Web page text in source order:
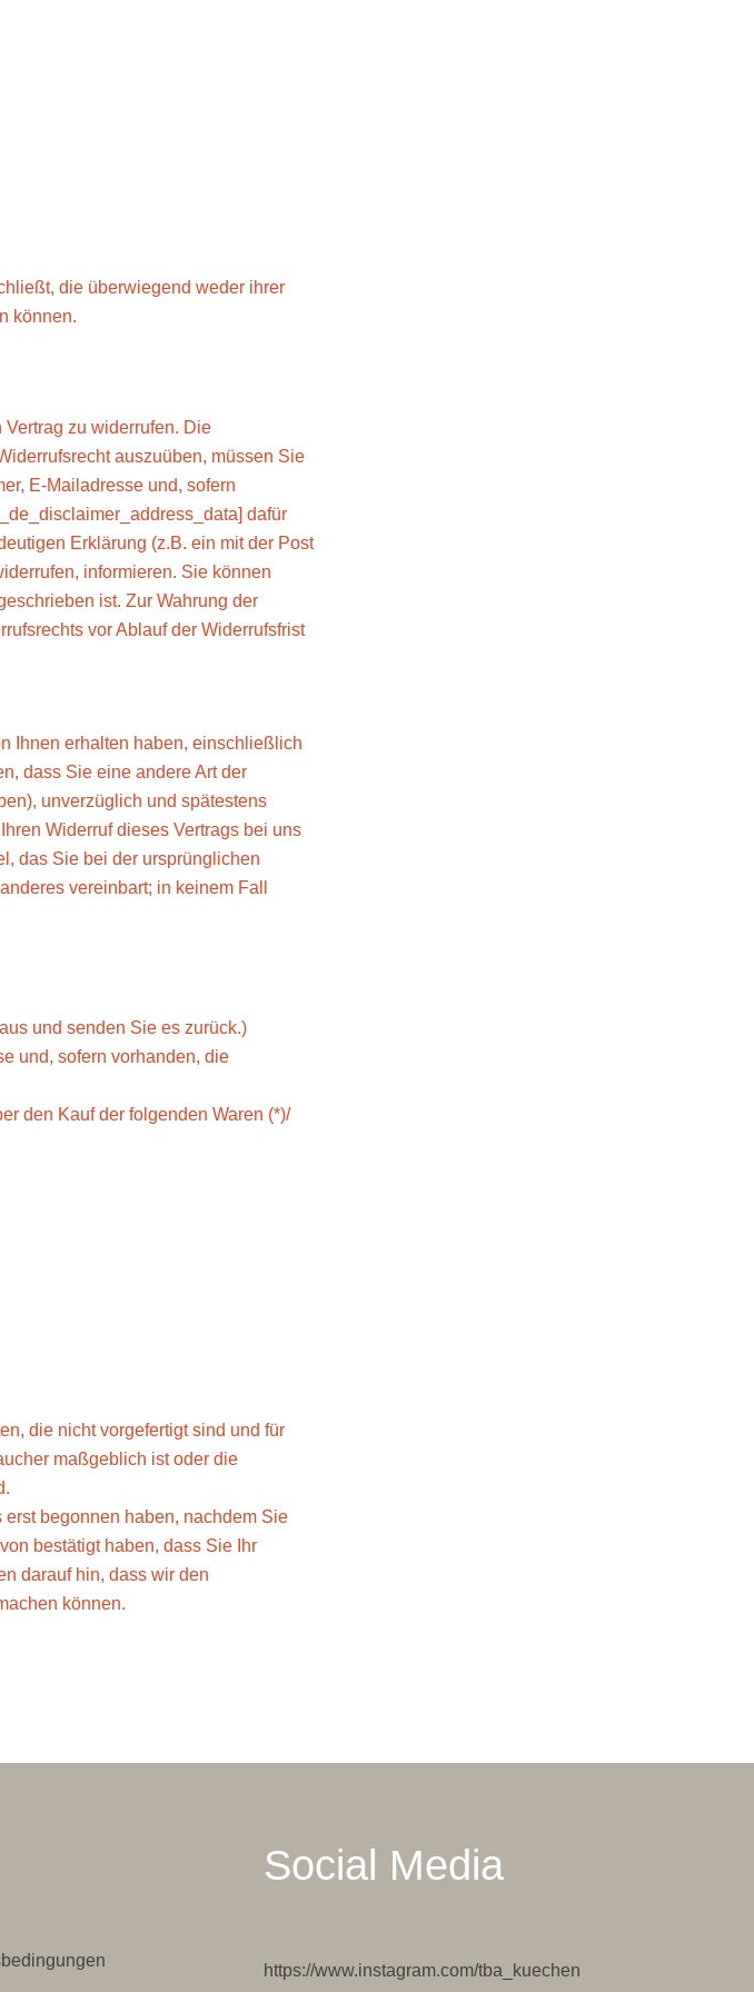
die überwiegend weder ihrer
können.
zu widerrufen. Die
auszuüben, müssen Sie
E-Mailadresse und, sofern
dafür
Erklärung (z.B. ein mit der Post
informieren. Sie können
ist. Zur Wahrung der
vor Ablauf der Widerrufsfrist
Ihnen erhalten haben, einschließlich
dass Sie eine andere Art der
unverzüglich und spätestens
Widerruf dieses Vertrags bei uns
das Sie bei der ursprünglichen
vereinbart; in keinem Fall
und senden Sie es zurück.)
und, sofern vorhanden, die
den Kauf der folgenden Waren (*)/
die nicht vorgefertigt sind und für
maßgeblich ist oder die
begonnen haben, nachdem Sie
bestätigt haben, dass Sie Ihr
darauf hin, dass wir den
können.
Social Media
https://www.instagram.com/tba_kuechen